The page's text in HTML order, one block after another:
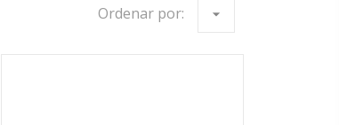
Ordenar por: arrow_drop_down